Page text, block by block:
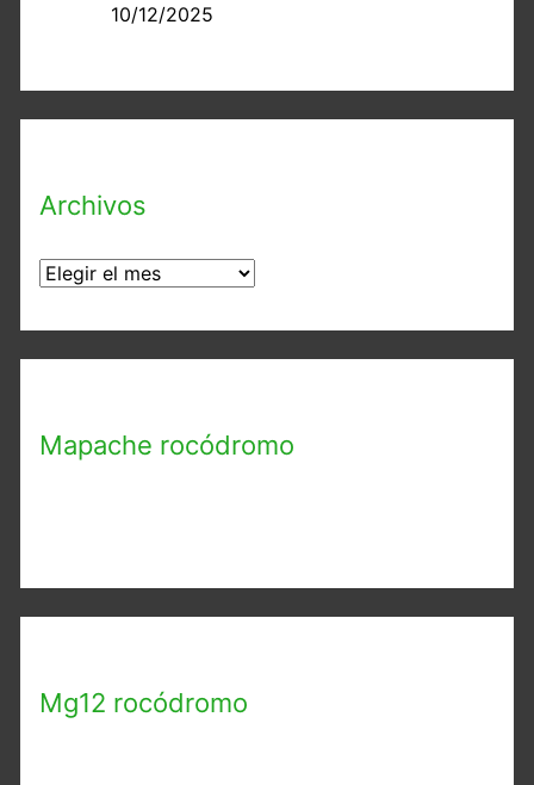
10/12/2025
Archivos
A
v
Mapache rocódromo
Mg12 rocódromo